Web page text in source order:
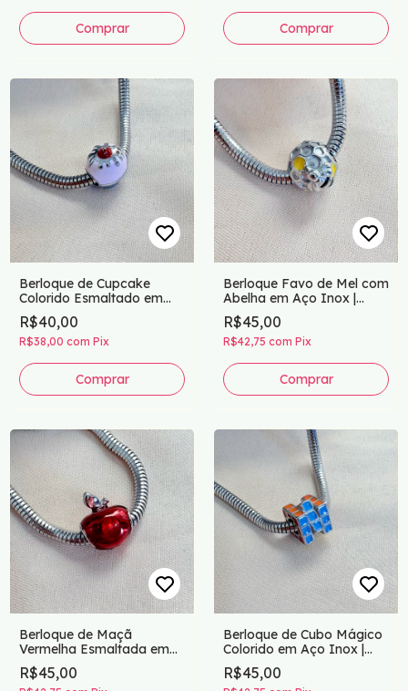
Comprar Comprar
Berloque de Cupcake
Colorido Esmaltado em
Aço Inox – Doçura e Estilo
para sua Pulseira
R$40,00
R$38,00 com Pix
Comprar
Berloque Favo de Mel com
Abelha em Aço Inox |
Charm Esmaltado Amarelo
para Pulseiras
R$45,00
R$42,75 com Pix
Comprar
Berloque de Maçã
Vermelha Esmaltada em
Aço Inox | Charm
Separador para Pulseiras
R$45,00
Berloque de Cubo Mágico
Colorido em Aço Inox |
Charm Criativo
R$45,00